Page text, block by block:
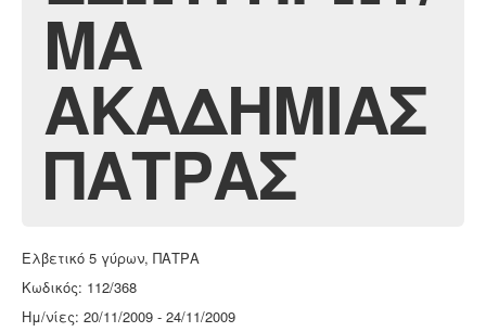
chesstu.be @ discord
LoginΜΑ
ΑΚΑΔΗΜΙΑΣ
ΠΑΤΡΑΣ
Ελβετικό 5 γύρων, ΠΑΤΡΑ
Κωδικός: 112/368
Ημ/νίες: 20/11/2009 - 24/11/2009